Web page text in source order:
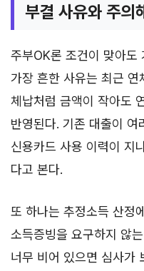
부결 사유와 주의
주부OK론 조건이 맞아도
가장 흔한 사유는 최근
체납처럼 금액이 작아도
반영된다. 기존 대출이 여
신용카드 사용 이력이 지
다고 본다.
또 하나는 추정소득 산정
소득증빙을 요구하지 않
너무 비어 있으면 심사가